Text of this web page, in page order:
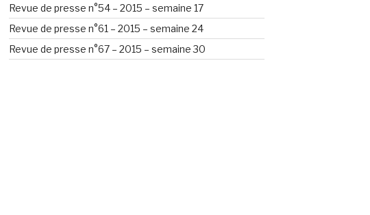
Revue de presse n°54 – 2015 – semaine 17
Revue de presse n°61 – 2015 – semaine 24
Revue de presse n°67 – 2015 – semaine 30